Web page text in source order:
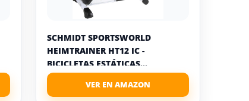
SCHMIDT SPORTSWORLD
HEIMTRAINER HT12 IC -
BICICLETAS ESTÁTICAS...